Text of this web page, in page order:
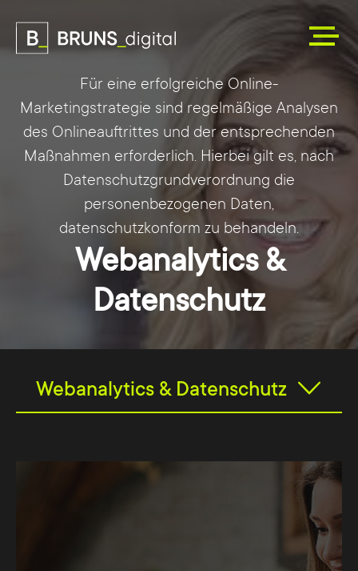
Für eine erfolgreiche Online-
Marketingstrategie sind regelmäßige Analysen
des Onlineauftrittes und der entsprechenden
Maßnahmen erforderlich. Hierbei gilt es, nach
Datenschutzgrundverordnung die
personenbezogenen Daten,
datenschutzkonform zu behandeln.
Webanalytics &
Datenschutz
Webanalytics & Datenschutz